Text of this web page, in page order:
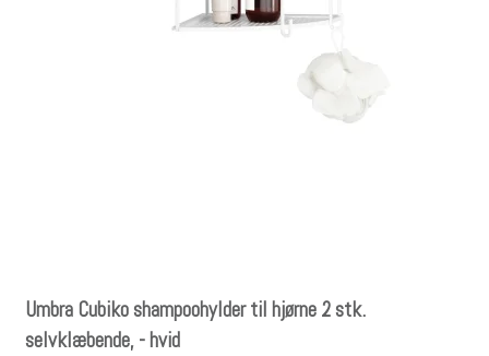
Umbra Cubiko shampoohylder til hjørne 2 stk.
selvklæbende, - hvid